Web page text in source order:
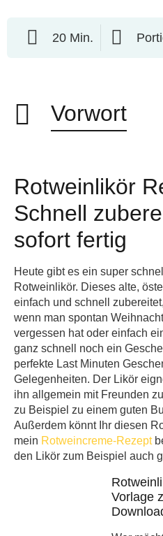
20 Min.
Vorwort
Rotweinlikör
Schnell
sofort fertig
Heute gibt es ein super
Rotweinlikör. Dieses alte,
einfach und schnell
wenn man spontan
vergessen hat oder einfach
ganz schnell noch ein
perfekte Last Minuten
Gelegenheiten. Der Likör
ihn allgemein mit Freunden
zu Beispiel zu einem guten
Außerdem könnt Ihr diesen
mein Rotweincreme-Rezept
den Likör zum Beispiel auch
Vorlage